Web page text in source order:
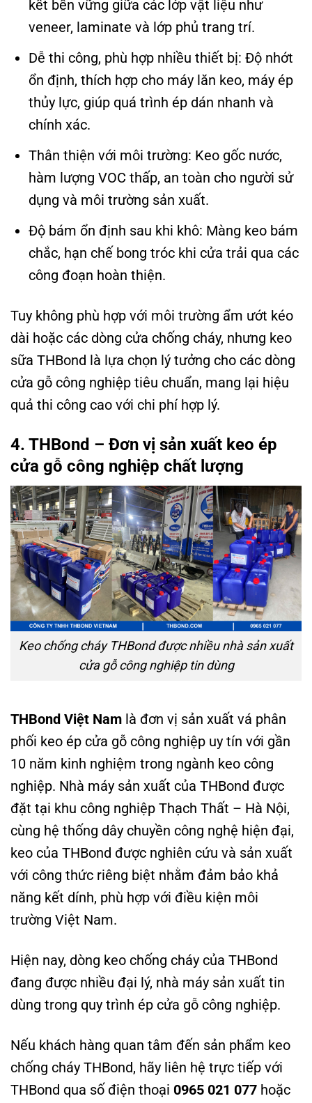
kết bền vững giữa các lớp vật liệu như
veneer, laminate và lớp phủ trang trí.
Dễ thi công, phù hợp nhiều thiết bị: Độ nhớt
ổn định, thích hợp cho máy lăn keo, máy ép
thủy lực, giúp quá trình ép dán nhanh và
chính xác.
Thân thiện với môi trường: Keo gốc nước,
hàm lượng VOC thấp, an toàn cho người sử
dụng và môi trường sản xuất.
Độ bám ổn định sau khi khô: Màng keo bám
chắc, hạn chế bong tróc khi cửa trải qua các
công đoạn hoàn thiện.
Tuy không phù hợp với môi trường ẩm ướt kéo
dài hoặc các dòng cửa chống cháy, nhưng keo
sữa THBond là lựa chọn lý tưởng cho các dòng
cửa gỗ công nghiệp tiêu chuẩn, mang lại hiệu
quả thi công cao với chi phí hợp lý.
4. THBond – Đơn vị sản xuất keo ép
cửa gỗ công nghiệp chất lượng
Keo chống cháy THBond được nhiều nhà sản xuất
cửa gỗ công nghiệp tin dùng
THBond Việt Nam là đơn vị sản xuất vá phân
phối keo ép cửa gỗ công nghiệp uy tín với gần
10 năm kinh nghiệm trong ngành keo công
nghiệp. Nhà máy sản xuất của THBond được
đặt tại khu công nghiệp Thạch Thất – Hà Nội,
cùng hệ thống dây chuyền công nghệ hiện đại,
keo của THBond được nghiên cứu và sản xuất
với công thức riêng biệt nhằm đảm bảo khả
năng kết dính, phù hợp với điều kiện môi
trường Việt Nam.
Hiện nay, dòng keo chống cháy của THBond
đang được nhiều đại lý, nhà máy sản xuất tin
dùng trong quy trình ép cửa gỗ công nghiệp.
Nếu khách hàng quan tâm đến sản phẩm keo
chống cháy THBond, hãy liên hệ trực tiếp với
THBond qua số điện thoại 0965 021 077 hoặc